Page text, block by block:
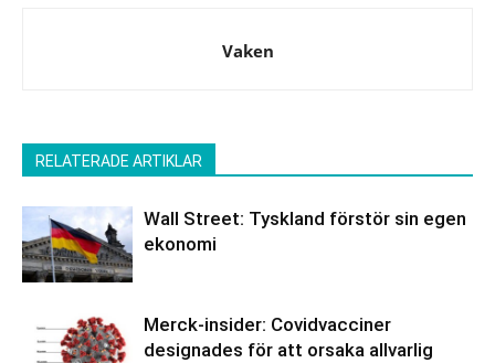
Vaken
RELATERADE ARTIKLAR
Wall Street: Tyskland förstör sin egen
ekonomi
Merck-insider: Covidvacciner
designades för att orsaka allvarlig